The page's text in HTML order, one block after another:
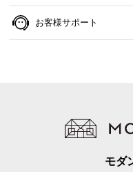
耐荷重 約15kg
お客様サポート
モダ